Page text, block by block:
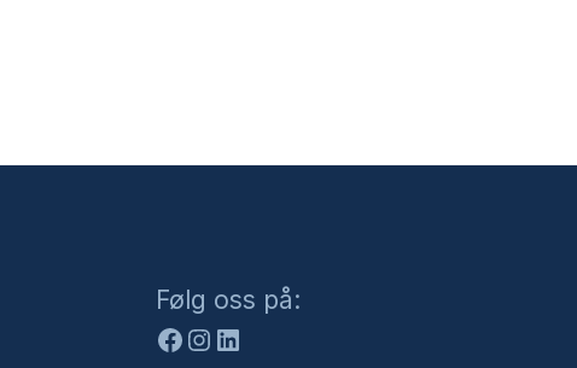
Følg oss på:
Facebook
Instagram
LinkedIn